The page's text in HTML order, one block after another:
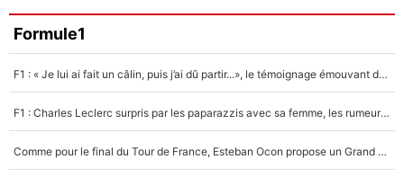
Formule1
F1 : « Je lui ai fait un câlin, puis j’ai dû partir...», le témoignage émouvant de Max Verstappen sur sa fille
F1 : Charles Leclerc surpris par les paparazzis avec sa femme, les rumeurs étaient vraies !
Comme pour le final du Tour de France, Esteban Ocon propose un Grand Prix de Formule 1 à Paris : «Autour de l’Arc de Triomphe, ce serait génial» !